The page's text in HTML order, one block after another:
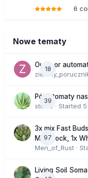
6
Nowe tematy
18
Outdoor
39
Półautomaty
stix33 · Started
97
3x mix Fast
Moonrock, 1x
Men_of_Rust ·
Living Soil